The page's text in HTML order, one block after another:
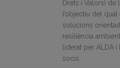
Drets i Valors) de
l’objectiu del
solucions
resiliència
liderat per ALDA i
socis.